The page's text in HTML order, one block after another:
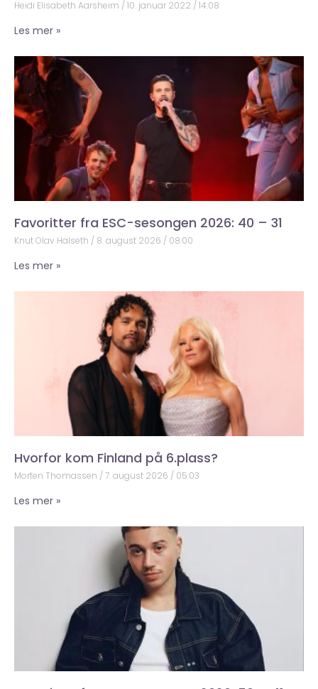
Heidi Elisabeth Aarsheim 10. januar 2022 14:08
Les mer »
Favoritter fra ESC-sesongen 2026: 40 – 31
Knut Olav Halseth 8. august 2026 08:00
Les mer »
Hvorfor kom Finland på 6.plass?
Morten Thomassen 7. august 2026 05:03
Les mer »